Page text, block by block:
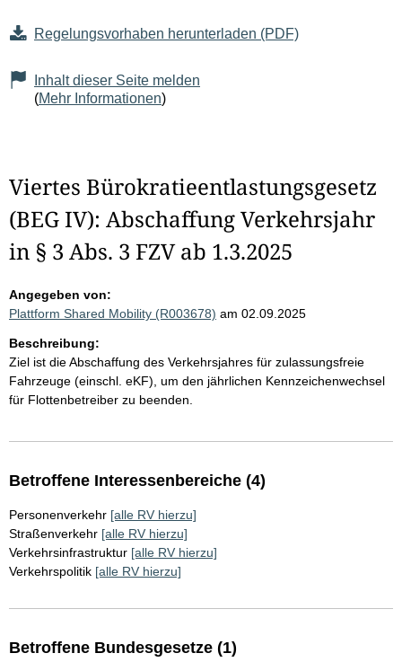
Regelungsvorhaben herunterladen (PDF)
Inhalt dieser Seite melden
(Mehr Informationen)
Viertes Bürokratieentlastungsgesetz
(BEG IV): Abschaffung Verkehrsjahr
in § 3 Abs. 3 FZV ab 1.3.2025
Angegeben von:
Plattform Shared Mobility (R003678) am 02.09.2025
Beschreibung:
Ziel ist die Abschaffung des Verkehrsjahres für zulassungsfreie
Fahrzeuge (einschl. eKF), um den jährlichen Kennzeichenwechsel
für Flottenbetreiber zu beenden.
Betroffene Interessenbereiche (4)
Personenverkehr [alle RV hierzu]
Straßenverkehr [alle RV hierzu]
Verkehrsinfrastruktur [alle RV hierzu]
Verkehrspolitik [alle RV hierzu]
Betroffene Bundesgesetze (1)